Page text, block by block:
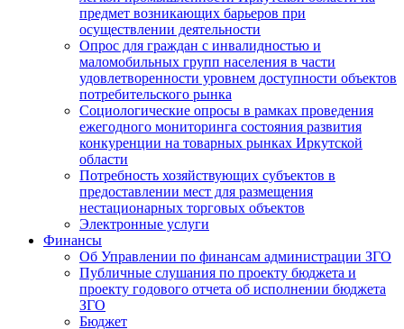
предмет возникающих барьеров при
осуществлении деятельности
Опрос для граждан с инвалидностью и
маломобильных групп населения в части
удовлетворенности уровнем доступности объектов
потребительского рынка
Социологические опросы в рамках проведения
ежегодного мониторинга состояния развития
конкуренции на товарных рынках Иркутской
области
Потребность хозяйствующих субъектов в
предоставлении мест для размещения
нестационарных торговых объектов
Электронные услуги
Финансы
Об Управлении по финансам администрации ЗГО
Публичные слушания по проекту бюджета и
проекту годового отчета об исполнении бюджета
ЗГО
Бюджет